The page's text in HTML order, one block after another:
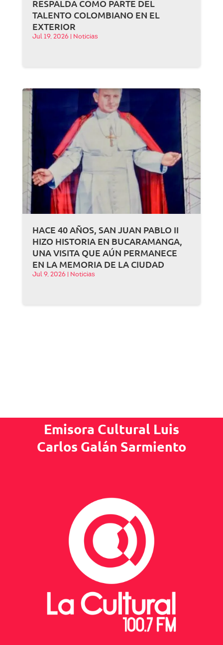
RESPALDA COMO PARTE DEL
TALENTO COLOMBIANO EN EL
EXTERIOR
Jul 19, 2026 Noticias
HACE 40 AÑOS, SAN JUAN PABLO II
HIZO HISTORIA EN BUCARAMANGA,
UNA VISITA QUE AÚN PERMANECE
EN LA MEMORIA DE LA CIUDAD
Jul 9, 2026 Noticias
Emisora Cultural Luis
Carlos Galán Sarmiento